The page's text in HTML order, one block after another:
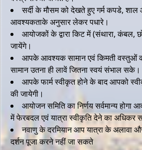
Full Address / पुरा पता *
Have you done SiddhaChal Navwanu ?/
किया है? *
Yes No
Are you mumukshu ?/क्या आप मुमुक्षु है? *
Yes No
सर्दी के मौसम को देखते हुए गर्म कपडे,
आवश्यकताके अनुसार लेकर पधारे।
आयोजकों के द्वारा किट में (संथारा, कंबल,
जायेंगे।
आपके आवश्यक सामान एवं किमती वस्तुओं
सामान उतना ही लावें जितना स्वयं संभाल सके।
आपके फार्म स्वीकृत होने के बाद आपको
की जायेगी।
आयोजन समिति का निर्णय सर्वमान्य होगा
में फेरबदल एवं यात्रा स्वीकृति देने का अधिकर
नवाणु के दरमियान आप यात्रा के अलावा
दर्शन पूजा करने नहीं जा सकते